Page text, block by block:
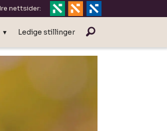
nettsider:
Ledige stillinger